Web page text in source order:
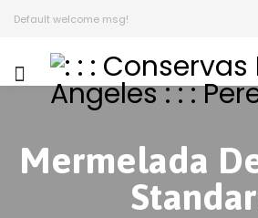
Default welcome msg!
Mermelada